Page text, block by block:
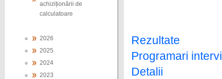
achiziționării de
calculatoare
2026
2025
2024
2023
Rezultate
Programari
Detalii